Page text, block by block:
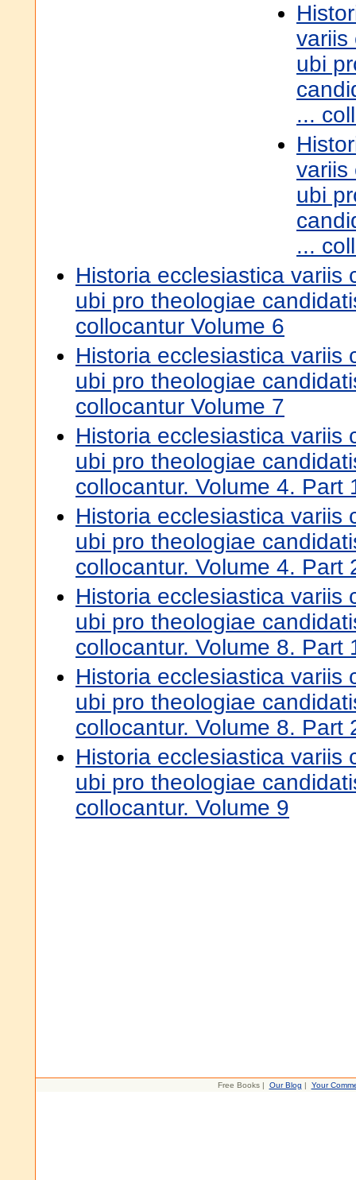
variis
ubi
...
variis
ubi
...
Historia ecclesiastica variis
ubi pro theologiae
collocantur Volume 6
Historia ecclesiastica variis
ubi pro theologiae
collocantur Volume 7
Historia ecclesiastica variis
ubi pro theologiae
collocantur. Volume 4. Part
Historia ecclesiastica variis
ubi pro theologiae
collocantur. Volume 4. Part
Historia ecclesiastica variis
ubi pro theologiae
collocantur. Volume 8. Part
Historia ecclesiastica variis
ubi pro theologiae
collocantur. Volume 8. Part
Historia ecclesiastica variis
ubi pro theologiae
collocantur. Volume 9
Free Books | Our Blog | Your